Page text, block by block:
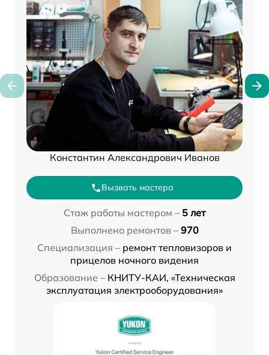
Константин Александрович Иванов
Вызвать мастера
Стаж работы мастером – 5 лет
Выполнено ремонтов – 970
Специализация – ремонт тепловизоров и
прицелов ночного видения
Образование – КНИТУ-КАИ, «Техническая
эксплуатация электрооборудования»